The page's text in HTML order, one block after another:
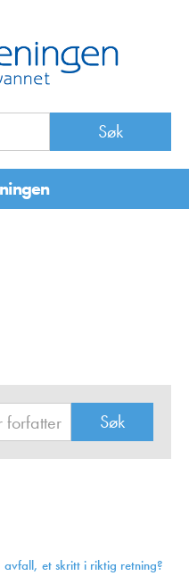
et skritt i riktig retning?